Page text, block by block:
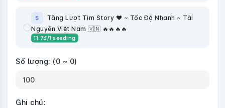
5
Tăng Lượt Tim Story ❤️ ~ Tốc Độ Nhanh ~ Tài
Nguyên Việt Nam 🇻🇳 🔥🔥🔥🔥
11.7đ/1 seeding
Số lượng: (0 ~ 0)
Ghi chú: